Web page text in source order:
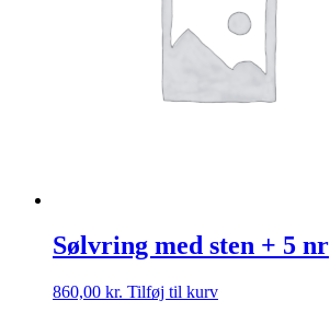
Sølvring med sten + 5 nr
860,00 kr. Tilføj til kurv